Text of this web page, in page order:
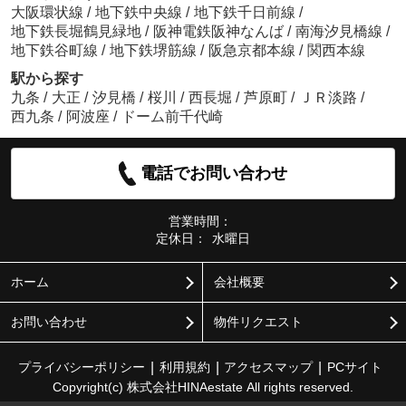
大阪環状線 / 地下鉄中央線 / 地下鉄千日前線 /
地下鉄長堀鶴見緑地 / 阪神電鉄阪神なんば / 南海汐見橋線 /
地下鉄谷町線 / 地下鉄堺筋線 / 阪急京都本線 / 関西本線
駅から探す
九条 / 大正 / 汐見橋 / 桜川 / 西長堀 / 芦原町 / ＪＲ淡路 /
西九条 / 阿波座 / ドーム前千代崎
電話でお問い合わせ
営業時間：
定休日：
水曜日
ホーム 会社概要
お問い合わせ 物件リクエスト
プライバシーポリシー 利用規約 アクセスマップ
PCサイト
Copyright(c) 株式会社HINAestate All rights reserved.